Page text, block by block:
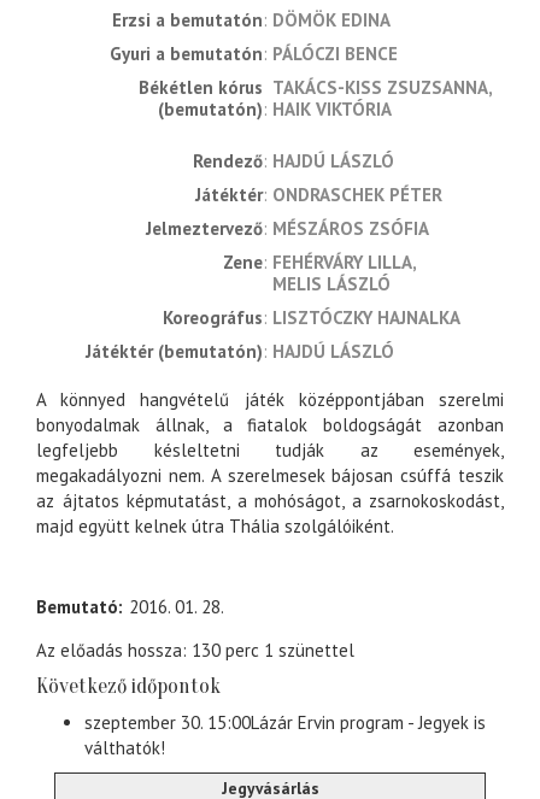
Erzsi a bemutatón DÖMÖK EDINA
Gyuri a bemutatón PÁLÓCZI BENCE
Békétlen kórus
(bemutatón)
TAKÁCS-KISS ZSUZSANNA
HAIK VIKTÓRIA
rendező HAJDÚ LÁSZLÓ
játéktér ONDRASCHEK PÉTER
jelmeztervező MÉSZÁROS ZSÓFIA
zene FEHÉRVÁRY LILLA
MELIS LÁSZLÓ
koreográfus LISZTÓCZKY HAJNALKA
Játéktér (bemutatón) HAJDÚ LÁSZLÓ
A könnyed hangvételű játék középpontjában szerelmi
bonyodalmak állnak, a fiatalok boldogságát azonban
legfeljebb késleltetni tudják az események,
megakadályozni nem. A szerelmesek bájosan csúffá teszik
az ájtatos képmutatást, a mohóságot, a zsarnokoskodást,
majd együtt kelnek útra Thália szolgálóiként.
Bemutató 2016. 01. 28.
Az előadás hossza: 130 perc 1 szünettel
Következő időpontok
szeptember 30. 15:00Lázár Ervin program - Jegyek is
válthatók!
Jegyvásárlás